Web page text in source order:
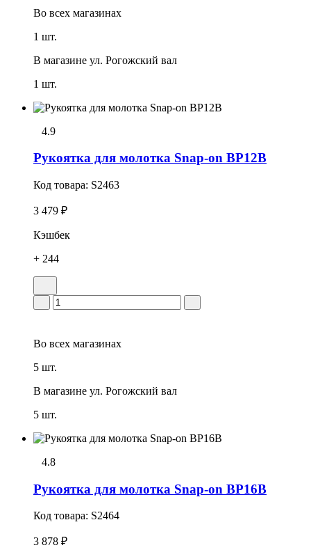
Во всех магазинах
1 шт.
В магазине ул. Рогожский вал
1 шт.
4.9
Рукоятка для молотка Snap-on BP12B
Код товара: S2463
3 479 ₽
Кэшбек
+ 244
Во всех магазинах
5 шт.
В магазине ул. Рогожский вал
5 шт.
4.8
Рукоятка для молотка Snap-on BP16B
Код товара: S2464
3 878 ₽